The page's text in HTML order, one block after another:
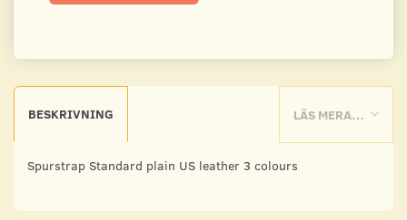
LÄS MERA…
BESKRIVNING
Spurstrap Standard plain US leather 3 colours